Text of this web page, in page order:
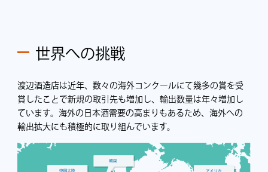
世界への挑戦
渡辺酒造店は近年、数々の海外コンクールにて幾多の賞を受
賞したことで新規の取引先も増加し、輸出数量は年々増加し
ています。海外の日本酒需要の高まりもあるため、海外への
輸出拡大にも積極的に取り組んでいます。